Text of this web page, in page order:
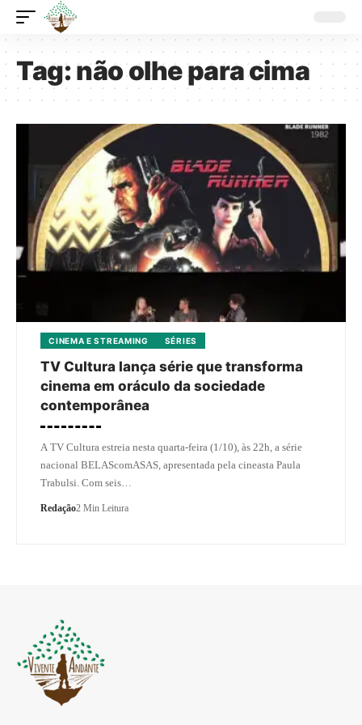
Tag:não olhe para cima
CINEMA E STREAMING SÉRIES
TV Cultura lança série que transforma
cinema em oráculo da sociedade
contemporânea
A TV Cultura estreia nesta quarta-feira (1/10), às 22h, a série
nacional BELAScomASAS, apresentada pela cineasta Paula
Trabulsi. Com seis…
Redação2 Min Leitura